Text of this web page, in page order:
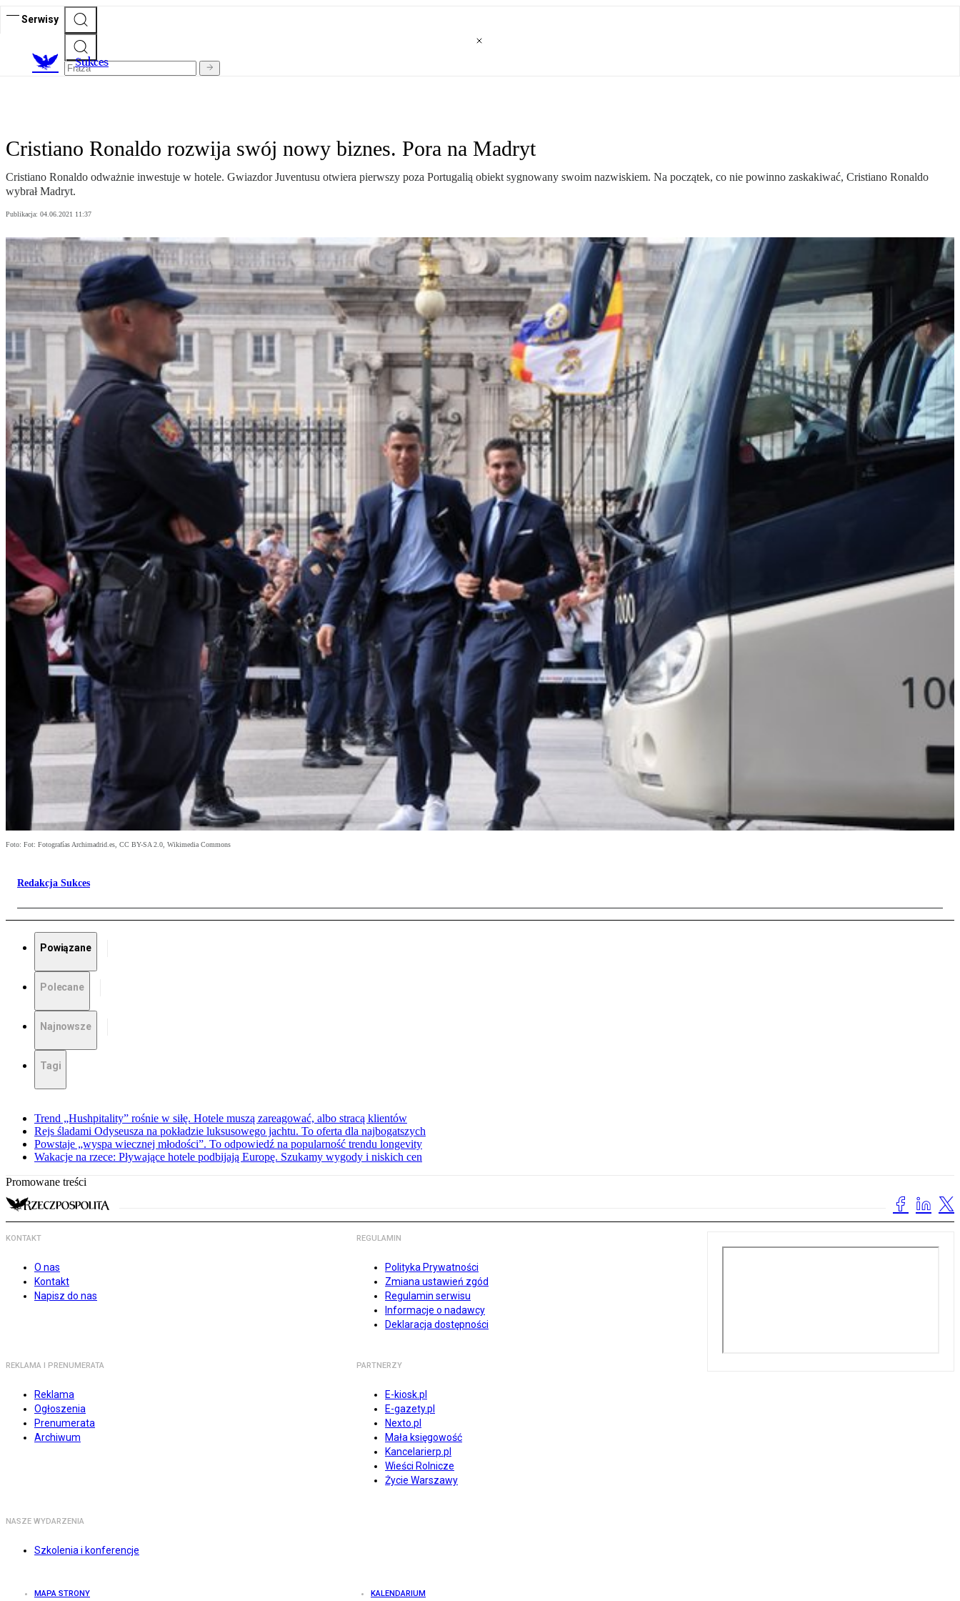
Serwisy
Sukces
Cristiano Ronaldo rozwija swój nowy biznes. Pora na Madryt
Cristiano Ronaldo odważnie inwestuje w hotele. Gwiazdor Juventusu otwiera pierwszy poza Portugalią obiekt sygnowany swoim nazwiskiem. Na początek, co nie powinno zaskakiwać, Cristiano Ronaldo
wybrał Madryt.
Publikacja: 04.06.2021 11:37
Foto: Fot: Fotografías Archimadrid.es, CC BY-SA 2.0, Wikimedia Commons
Redakcja Sukces
Powiązane
Polecane
Najnowsze
Tagi
Trend „Hushpitality” rośnie w siłę. Hotele muszą zareagować, albo stracą klientów
Rejs śladami Odyseusza na pokładzie luksusowego jachtu. To oferta dla najbogatszych
Powstaje „wyspa wiecznej młodości”. To odpowiedź na popularność trendu longevity
Wakacje na rzece: Pływające hotele podbijają Europę. Szukamy wygody i niskich cen
Promowane treści
KONTAKT
O nas
Kontakt
Napisz do nas
REGULAMIN
Polityka Prywatności
Zmiana ustawień zgód
Regulamin serwisu
Informacje o nadawcy
Deklaracja dostępności
REKLAMA I PRENUMERATA
Reklama
Ogłoszenia
Prenumerata
Archiwum
PARTNERZY
E-kiosk.pl
E-gazety.pl
Nexto.pl
Mała księgowość
Kancelarierp.pl
Wieści Rolnicze
Życie Warszawy
NASZE WYDARZENIA
Szkolenia i konferencje
MAPA STRONY KALENDARIUM